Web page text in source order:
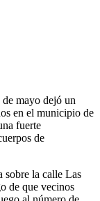
mayo dejó un
en el municipio de
fuerte
de
sobre la calle Las
de que vecinos